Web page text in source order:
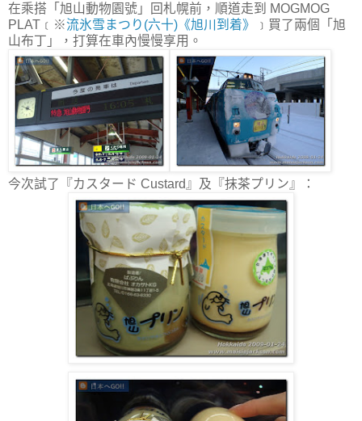
在乘搭「旭山動物園號」回札幌前，順道走到 MOGMOG
PLAT﹝※流氷雪まつり(六十)《旭川到着》
﹞買了兩個「旭
山布丁」，打算在車內慢慢享用。
今次試了『カスタード Custard』及『抹茶プリン』：